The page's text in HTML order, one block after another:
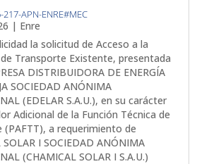
217-APN-ENRE#MEC
| Enre
la solicitud de Acceso a la
Transporte Existente, presentada
DISTRIBUIDORA DE ENERGÍA
SOCIEDAD ANÓNIMA
(EDELAR S.A.U.), en su carácter
Adicional de la Función Técnica de
(PAFTT), a requerimiento de
SOLAR I SOCIEDAD ANÓNIMA
(CHAMICAL SOLAR I S.A.U.)